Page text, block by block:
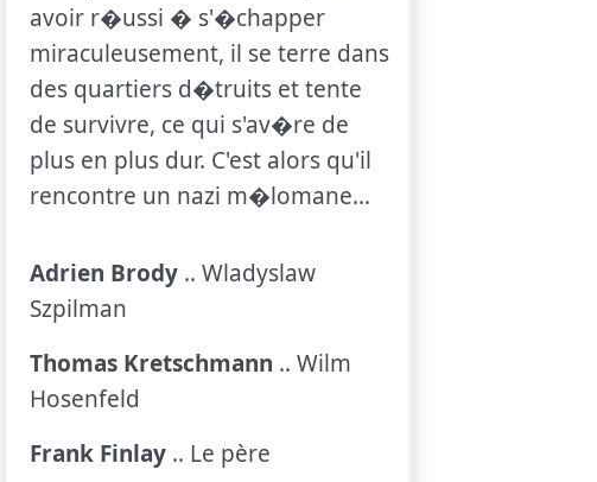
avoir r�ussi � s'�chapper
miraculeusement, il se terre dans
des quartiers d�truits et tente
de survivre, ce qui s'av�re de
plus en plus dur. C'est alors qu'il
rencontre un nazi m�lomane...
Adrien Brody .. Wladyslaw
Szpilman
Thomas Kretschmann .. Wilm
Hosenfeld
Frank Finlay .. Le père